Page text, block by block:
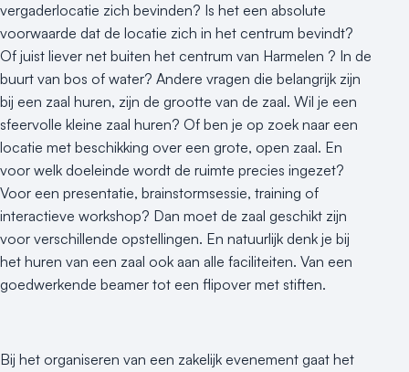
vergaderlocatie zich bevinden? Is het een absolute
voorwaarde dat de locatie zich in het centrum bevindt?
Of juist liever net buiten het centrum van Harmelen ? In de
buurt van bos of water? Andere vragen die belangrijk zijn
bij een zaal huren, zijn de grootte van de zaal. Wil je een
sfeervolle kleine zaal huren? Of ben je op zoek naar een
locatie met beschikking over een grote, open zaal. En
voor welk doeleinde wordt de ruimte precies ingezet?
Voor een presentatie, brainstormsessie, training of
interactieve workshop? Dan moet de zaal geschikt zijn
voor verschillende opstellingen. En natuurlijk denk je bij
het huren van een zaal ook aan alle faciliteiten. Van een
goedwerkende beamer tot een flipover met stiften.
Bij het organiseren van een zakelijk evenement gaat het